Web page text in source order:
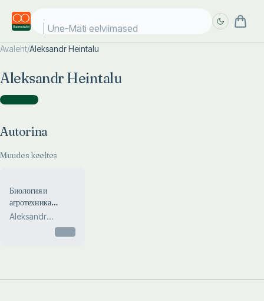
Une-Mati eelviimased
Avaleht/Aleksandr Heintalu
Aleksandr Heintalu
Autorina )
Autorina
Muudes keeltes
Биология и
агротехника
лечебных и
лечебнокормовых
Aleksandr